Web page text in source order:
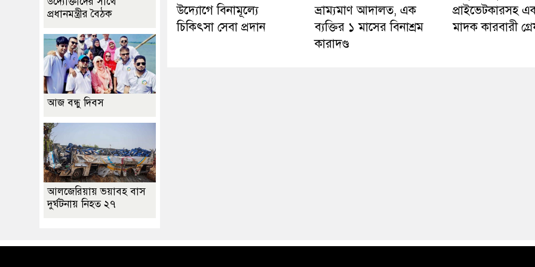
উদ্যোগে বিনামূল্যে
চিকিৎসা সেবা প্রদান
ভ্রাম্যমাণ আদালত, এক
ব্যক্তির ১ মাসের বিনাশ্রম
কারাদণ্ড
প্রাইভেটকারসহ
মাদক কারবারী
প্রধানমন্ত্রীর বৈঠক
আজ বন্ধু দিবস
আলজেরিয়ায় ভয়াবহ বাস
দুর্ঘটনায় নিহত ২৭